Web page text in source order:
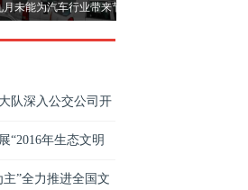
月未能为汽车行业带来节
队深入公交公司开
“2016年生态文明
”全力推进全国文